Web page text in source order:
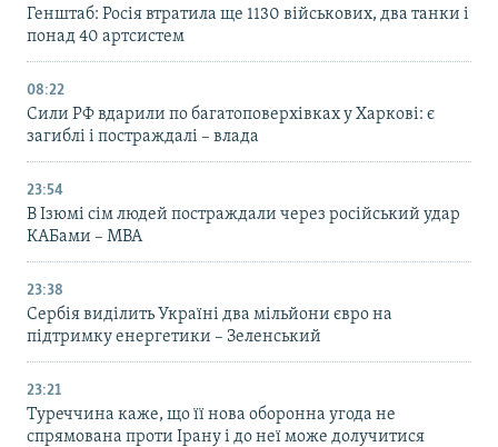
Генштаб: Росія втратила ще 1130 військових, два танки і
понад 40 артсистем
08:22
Сили РФ вдарили по багатоповерхівках у Харкові: є
загиблі і постраждалі – влада
23:54
В Ізюмі сім людей постраждали через російський удар
КАБами – МВА
23:38
Сербія виділить Україні два мільйони євро на
підтримку енергетики – Зеленський
23:21
Туреччина каже, що її нова оборонна угода не
спрямована проти Ірану і до неї може долучитися